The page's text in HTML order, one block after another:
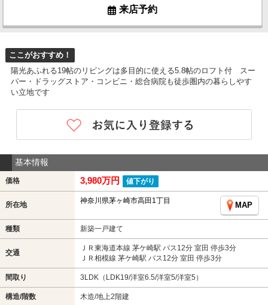
来店予約
ここがおすすめ！
陽光あふれる19帖のリビングは多目的に使える5.8帖のロフト付 スー
パー・ドラッグストア・コンビニ・総合病院も徒歩圏内の暮らしやす
い立地です
基本情報
価格 3,980万円 値下がり
所在地 神奈川県茅ヶ崎市高田1丁目
MAP
種類 新築一戸建て
交通
ＪＲ東海道本線 茅ケ崎駅 バス12分 室田 停歩3分
ＪＲ相模線 茅ケ崎駅 バス12分 室田 停歩3分
間取り 3LDK（LDK19/洋室6.5/洋室5/洋室5）
構造/階数 木造/地上2階建